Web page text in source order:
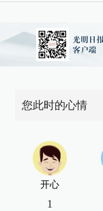
您此时的心情
开心
1